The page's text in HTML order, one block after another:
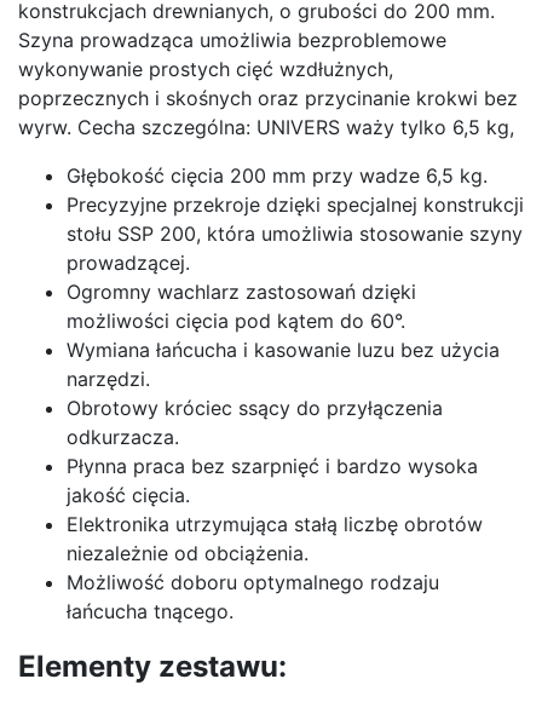
konstrukcjach drewnianych, o grubości do 200 mm.
Szyna prowadząca umożliwia bezproblemowe
wykonywanie prostych cięć wzdłużnych,
poprzecznych i skośnych oraz przycinanie krokwi bez
wyrw. Cecha szczególna: UNIVERS waży tylko 6,5 kg,
Głębokość cięcia 200 mm przy wadze 6,5 kg.
Precyzyjne przekroje dzięki specjalnej konstrukcji
stołu SSP 200, która umożliwia stosowanie szyny
prowadzącej.
Ogromny wachlarz zastosowań dzięki
możliwości cięcia pod kątem do 60°.
Wymiana łańcucha i kasowanie luzu bez użycia
narzędzi.
Obrotowy króciec ssący do przyłączenia
odkurzacza.
Płynna praca bez szarpnięć i bardzo wysoka
jakość cięcia.
Elektronika utrzymująca stałą liczbę obrotów
niezależnie od obciążenia.
Możliwość doboru optymalnego rodzaju
łańcucha tnącego.
Elementy zestawu: